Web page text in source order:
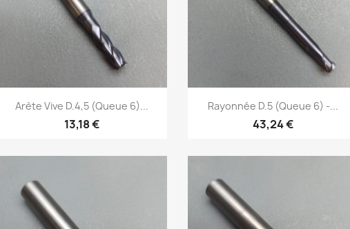
Aperçu rapide
Arète Vive D.4,5 (Queue 6)...
13,18 €
Aperçu rapide
Rayonnée D.5 (Queue 6) -...
43,24 €